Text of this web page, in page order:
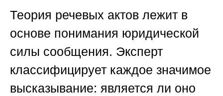
Теория речевых актов лежит в
основе понимания юридической
силы сообщения. Эксперт
классифицирует каждое значимое
высказывание: является ли оно